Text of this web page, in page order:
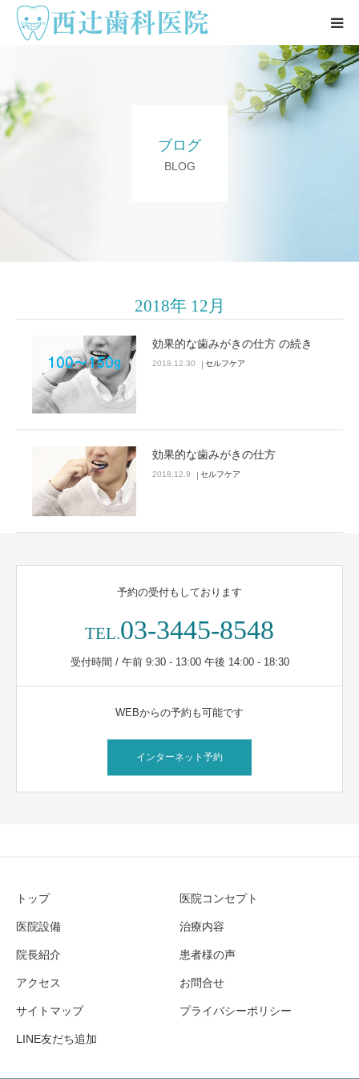
ブログ
BLOG
2018年 12月
効果的な歯みがきの仕方 の続き
2018.12.30 セルフケア
効果的な歯みがきの仕方
2018.12.9 セルフケア
予約の受付もしております
TEL.03-3445-8548
受付時間 / 午前 9:30 - 13:00 午後 14:00 - 18:30
WEBからの予約も可能です
インターネット予約
トップ 医院コンセプト
医院設備 治療内容
院長紹介 患者様の声
アクセス お問合せ
サイトマップ プライバシーポリシー
LINE友だち追加